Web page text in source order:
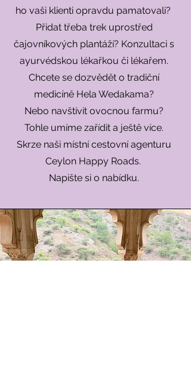
ho vaši klienti opravdu pamatovali?
Přidat třeba trek uprostřed
čajovníkových plantáží? Konzultaci s
ayurvédskou lékařkou či lékařem.
Chcete se dozvědět o tradiční
medicíně Hela Wedakama?
Nebo navštívit ovocnou farmu?
Tohle umíme zařídit a ještě více.
Skrze naši místní cestovní agenturu
Ceylon Happy Roads.
Napište si o nabídku.